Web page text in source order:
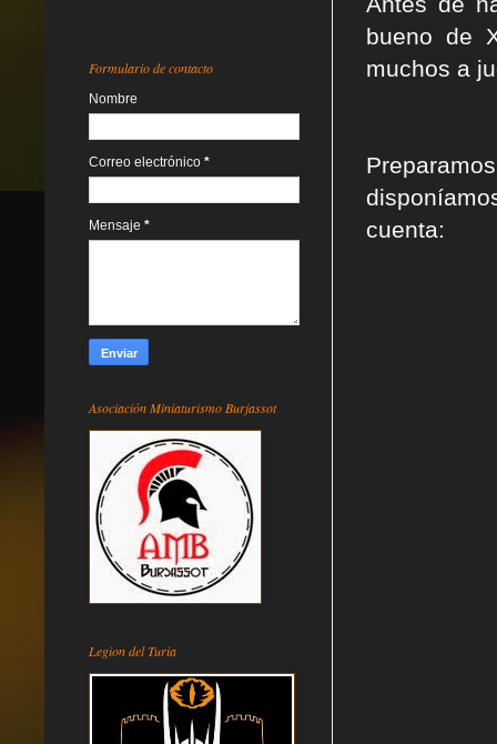
bueno de
muchos a
cuenta:
Formulario de contacto
Nombre
Correo electrónico *
Mensaje *
Asociación Miniaturismo Burjassot
Legion del Turia